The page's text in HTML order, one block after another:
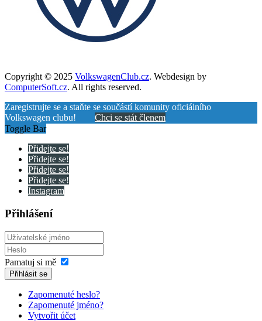
Copyright © 2025 VolkswagenClub.cz. Webdesign by
ComputerSoft.cz. All rights reserved.
Zaregistrujte se a staňte se součástí komunity oficiálního
Volkswagen clubu! Chci se stát členem
Toggle Bar
Přidejte se!
Přidejte se!
Přidejte se!
Přidejte se!
Instagram
Přihlášení
Pamatuj si mě
Přihlásit se
Zapomenuté heslo?
Zapomenuté jméno?
Vytvořit účet